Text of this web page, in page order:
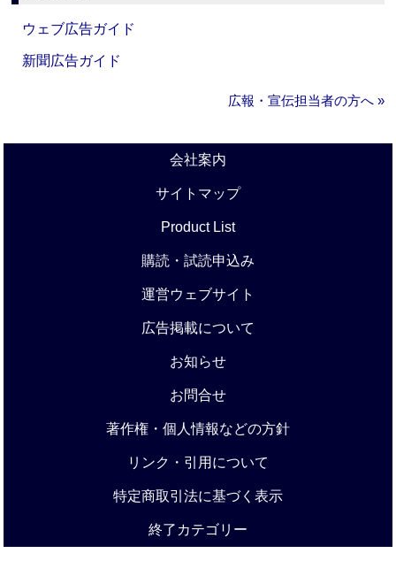
ウェブ広告ガイド
新聞広告ガイド
広報・宣伝担当者の方へ »
会社案内
サイトマップ
Product List
購読・試読申込み
運営ウェブサイト
広告掲載について
お知らせ
お問合せ
著作権・個人情報などの方針
リンク・引用について
特定商取引法に基づく表示
終了カテゴリー